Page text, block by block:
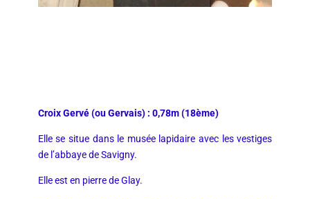
Croix Gervé (ou Gervais) : 0,78m (18ème)
Elle se situe dans le musée lapidaire avec les vestiges
de l’abbaye de Savigny.
Elle est en pierre de Glay.